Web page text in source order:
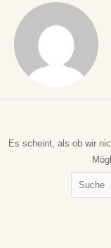
Es scheint, als ob wir